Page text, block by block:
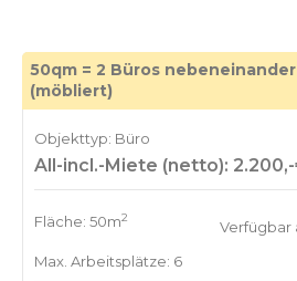
50qm = 2 Büros
(möbliert)
Objekttyp: Büro
All-incl.-Miete (netto):
Fläche: 50m2
Max. Arbeitsplätze: 6
Verfügbar